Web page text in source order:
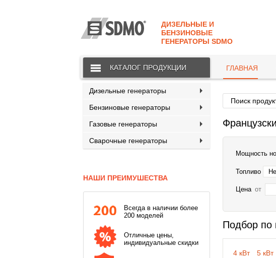
ДИЗЕЛЬНЫЕ И
БЕНЗИНОВЫЕ
ГЕНЕРАТОРЫ SDMO
КАТАЛОГ ПРОДУКЦИИ ГЛАВНАЯ
Дизельные генераторы
Бензиновые генераторы
Газовые генераторы
Сварочные генераторы
НАШИ ПРЕИМУШЕСТВА
Всегда в наличии более
200 моделей
Отличные цены,
индивидуальные скидки
Мощность
Топливо
Цена от
Подбор по
4 кВт 5 кВт